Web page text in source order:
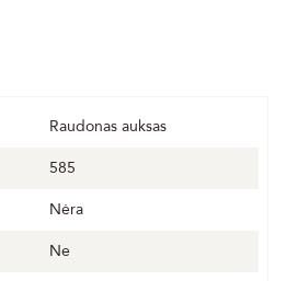
Raudonas auksas
585
Nėra
Ne